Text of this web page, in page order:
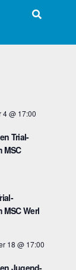
4 @ 17:00
Trial-
MSC
MSC Werl
18 @ 17:00
Jugend-